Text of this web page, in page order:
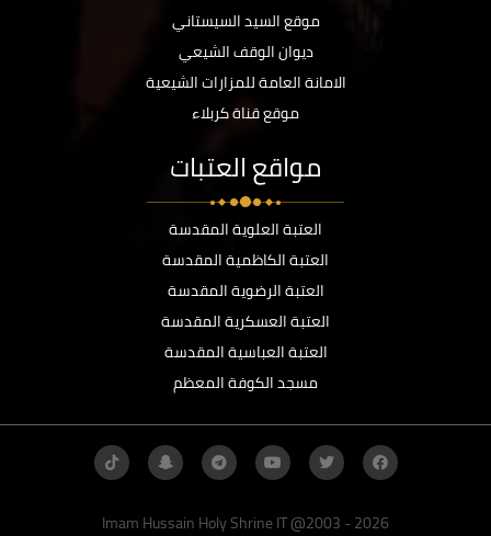
موقع السيد السيستاني
ديوان الوقف الشيعي
الامانة العامة للمزارات الشيعية
موقع قناة كربلاء
مواقع العتبات
العتبة العلوية المقدسة
العتبة الكاظمية المقدسة
العتبة الرضوية المقدسة
العتبة العسكرية المقدسة
العتبة العباسية المقدسة
مسجد الكوفة المعظم
Imam Hussain Holy Shrine IT @2003 - 2026